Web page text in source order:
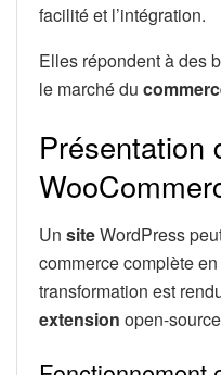
facilité et l’intégration.
Elles répondent à des
le marché du
Présentation
Un siteWordPress
commerce complète
transformation est
extension open-